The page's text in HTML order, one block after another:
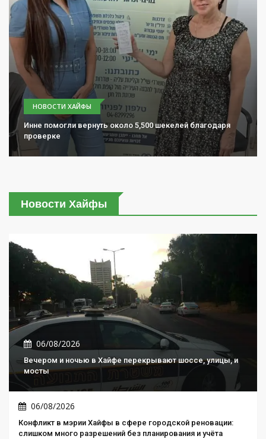
НОВОСТИ ХАЙФЫ
Инне помогли вернуть около 5,500 шекелей благодаря
проверке
Новости Хайфы
06/08/2026
Вечером и ночью в Хайфе перекрывают шоссе, улицы, и
мосты
06/08/2026
Конфликт в мэрии Хайфы в сфере городской реновации:
слишком много разрешений без планирования и учёта